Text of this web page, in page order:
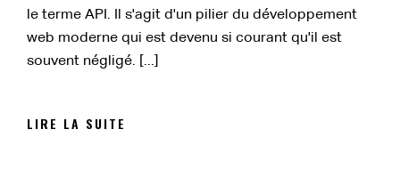
le terme API. Il s'agit d'un pilier du développement
web moderne qui est devenu si courant qu'il est
souvent négligé. [...]
LIRE LA SUITE